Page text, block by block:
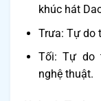
khúc hát
Trưa: Tự do
Tối: Tự do
nghệ thuật.